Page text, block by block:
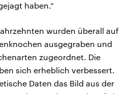
haben.“
wurden überall auf
ausgegraben und
zugeordnet. Die
sich erheblich verbessert.
Daten das Bild aus der